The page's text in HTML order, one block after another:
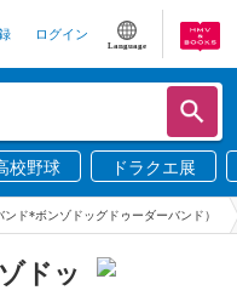
ログイン
Language
校野球 ドラクエ展
ド*ボンゾドッグドゥーダーバンド）
ドッ